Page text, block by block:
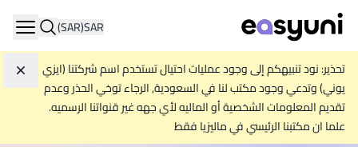
SAR
(SAR)
تحذير: نود تنبيهكم إلى وجود عمليات احتيال تستخدم اسم شركتنا (ايزي
يوني) وتدعي وجود مكتب لنا في السعودية, الرجاء توخي الحذر وعدم
تقديم المعلومات الشخصية أو الماليه لأي جهه غير قنواتنا الرسميه.
علما ان مكتبنا الرئيسي في ماليزيا فقط